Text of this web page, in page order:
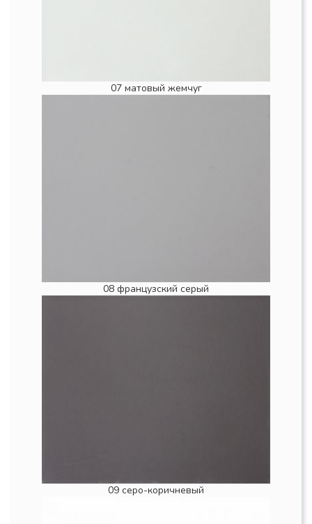
07 матовый жемчуг
08 французский серый
09 серо-коричневый